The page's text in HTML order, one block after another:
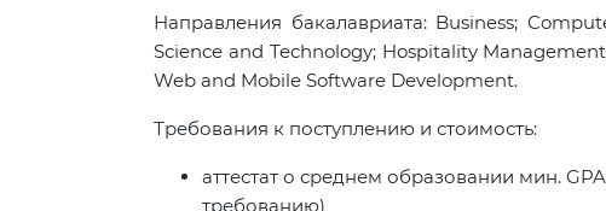
Направления бакалавриата: Business;
Science and Technology; Hospitality
Web and Mobile Software Development.
Требования к поступлению и стоимость:
аттестат о среднем образовании мин.
требованию)